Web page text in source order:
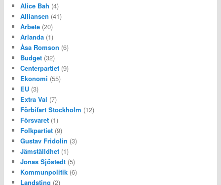
Alice Bah (4)
Alliansen (41)
Arbete(20)
Arlanda(1)
Åsa Romson (6)
Budget(32)
Centerpartiet(9)
Ekonomi (55)
EU(3)
Extra Val (7)
Förbifart Stockholm (12)
Försvaret(1)
Folkpartiet(9)
Gustav Fridolin (3)
Jämställdhet(1)
Jonas Sjöstedt(5)
Kommunpolitik(6)
Landsting (2)